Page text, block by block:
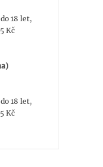
18 let,
Kč
18 let,
Kč